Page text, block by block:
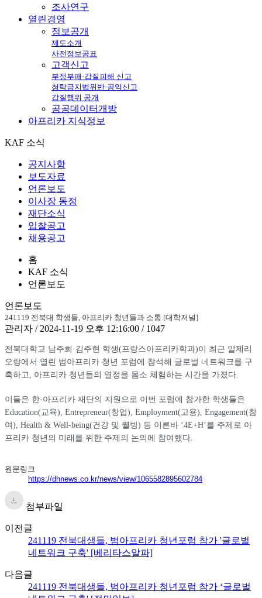
조사연구
열린경영
정보공개
제도소개
사전정보공표
고객신고
부정부패·갑질피해 신고
청탁금지법위반·공익신고
갑질행위 공개
공공데이터개방
아프리카 지식정보
KAF 소식
공지사항
보도자료
언론보도
이사장 동정
재단소식
입찰공고
채용공고
홈
KAF 소식
언론보도
언론보도
241119 전북대 학생들, 아프리카 청년들과 소통 [대학저널]
관리자 / 2024-11-19 오후 12:16:00 / 1047
전북대학교 남주희·김주현 학생(프랑스아프리카학과)이 최근 알제리
오랑에서 열린 범아프리카 청년 포럼에 참석해 글로벌 네트워크를 구
축하고, 아프리카 청년들의 열정을 몸소 체험하는 시간을 가졌다.
이들은 한-아프리카 재단의 지원으로 이번 포럼에 참가한 학생들은
Education(교육), Entrepreneur(창업), Employment(고용), Engagement(참
여), Health & Well-being(건강 및 웰빙) 등 이른바 ‘4E+H’를 주제로 아
프리카 청년의 미래를 위한 주제의 논의에 참여했다.
원문링크
https://dhnews.co.kr/news/view/1065582895602784
첨부파일
이전글
241119 전북대생들, 범아프리카 청년포럼 참가 '글로벌
네트워크 구축' [베리타스알파]
다음글
241119 전북대생들, 범아프리카 청년포럼 참가 ‘글로벌